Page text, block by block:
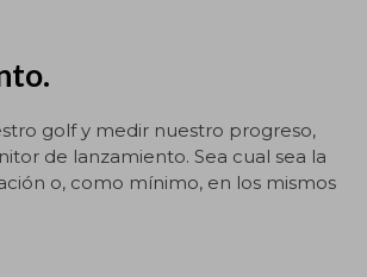
golf y medir nuestro progreso,
de lanzamiento. Sea cual sea la
o, como mínimo, en los mismos